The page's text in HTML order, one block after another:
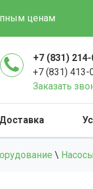
ценам
+7 (831)
+7 (831) 413-
Заказать
Доставка
\